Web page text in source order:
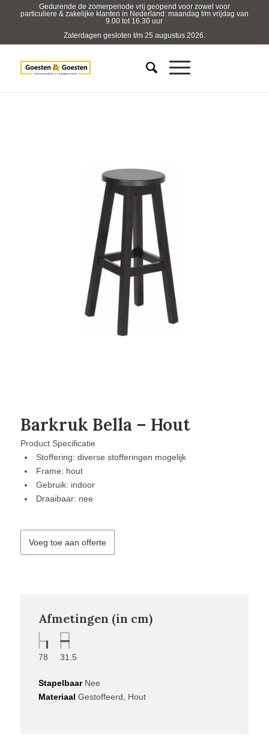
Gedurende de zomerperiode vrij geopend voor zowel voor
particuliere & zakelijke klanten in Nederland: maandag t/m vrijdag van
9.00 tot 16.30 uur
Zaterdagen gesloten t/m 25 augustus 2026.
Barkruk Bella – Hout
Product Specificatie
Stoffering: diverse stofferingen mogelijk
Frame: hout
Gebruik: indoor
Draaibaar: nee
Voeg toe aan offerte
Afmetingen (in cm)
78 31.5
StapelbaarNee
Materiaal Gestoffeerd, Hout